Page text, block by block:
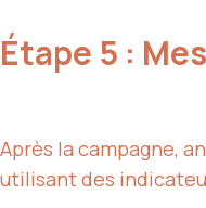
Étape 5 :
Après la campagne,
utilisant des